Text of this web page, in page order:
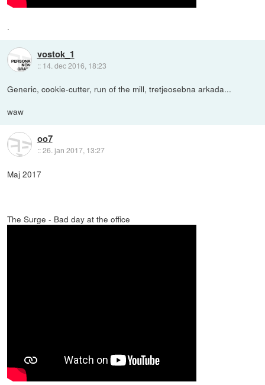
.
vostok_1
:: 14. dec 2016, 18:23
Generic, cookie-cutter, run of the mill, tretjeosebna arkada...
waw
oo7
::26. jan 2017, 13:27
Maj 2017
The Surge - Bad day at the office